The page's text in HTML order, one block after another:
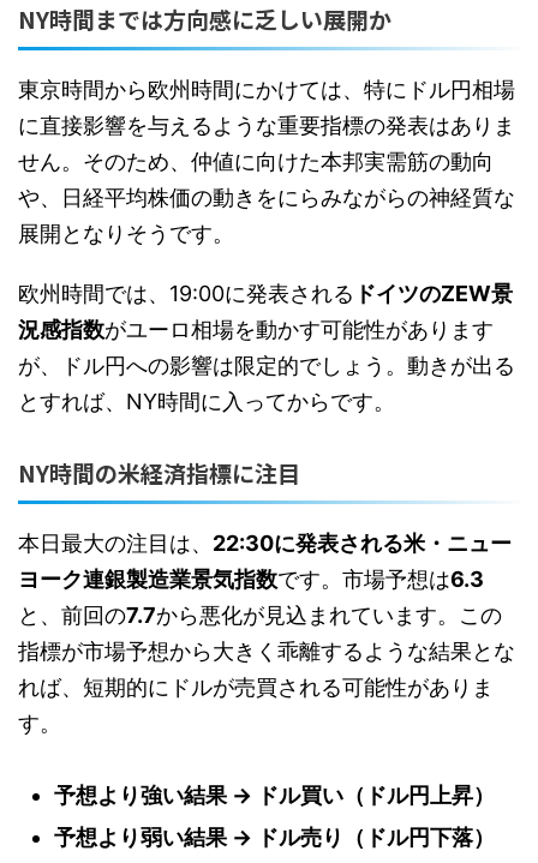
NY時間までは方向感に乏しい展開か
東京時間から欧州時間にかけては、特にドル円相場
に直接影響を与えるような重要指標の発表はありま
せん。そのため、仲値に向けた本邦実需筋の動向
や、日経平均株価の動きをにらみながらの神経質な
展開となりそうです。
欧州時間では、19:00に発表される ドイツのZEW景
況感指数がユーロ相場を動かす可能性があります
が、ドル円への影響は限定的でしょう。動きが出る
とすれば、NY時間に入ってからです。
NY時間の米経済指標に注目
本日最大の注目は、 22:30に発表される米・ニュー
ヨーク連銀製造業景気指数です。市場予想は6.3
と、前回の7.7から悪化が見込まれています。この
指標が市場予想から大きく乖離するような結果とな
れば、短期的にドルが売買される可能性がありま
す。
予想より強い結果 → ドル買い（ドル円上昇）
予想より弱い結果 → ドル売り（ドル円下落）